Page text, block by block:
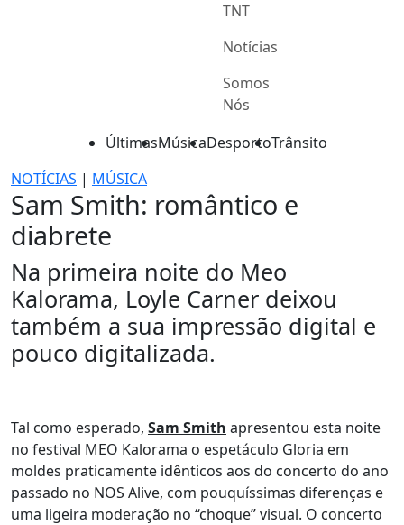
TNT
Notícias
Somos
Nós
ÚltimasMúsicaDesportoTrânsito
NOTÍCIAS | MÚSICA
Sam Smith: romântico e
diabrete
Na primeira noite do Meo
Kalorama, Loyle Carner deixou
também a sua impressão digital e
pouco digitalizada.
Tal como esperado, Sam Smith apresentou esta noite
no festival MEO Kalorama o espetáculo Gloria em
moldes praticamente idênticos aos do concerto do ano
passado no NOS Alive, com pouquíssimas diferenças e
uma ligeira moderação no “choque” visual. O concerto